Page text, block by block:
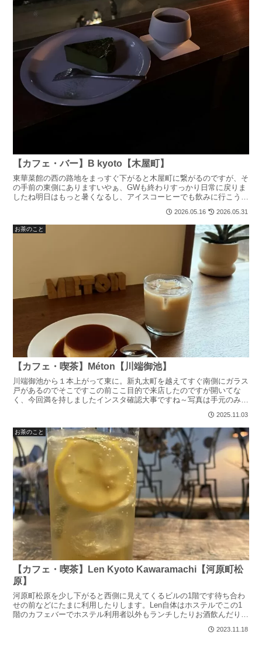
【カフェ・バー】B kyoto【木屋町】
東華菜館の西の路地をまっすぐ下がると木屋町に繋がるのですが、そ
の手前の東側にありますいやぁ、GWも終わりすっかり日常に戻りま
したね明日はもっと暑くなるし、アイスコーヒーでも飲みに行こうか
2026.05.16 2026.05.31
お茶のこと
【カフェ・喫茶】Méton【川端御池】
川端御池から１本上がって東に。新丸太町を越えてすぐ南側にガラス
戸があるのでそこですこの前ここ目的で来店したのですが開いてな
く、今回満を持しましたインスタ確認大事ですね～写真は手元のみ
2025.11.03
お茶のこと
【カフェ・喫茶】Len Kyoto Kawaramachi【河原町松
原】
河原町松原を少し下がると西側に見えてくるビルの1階です待ち合わ
せの前などにたまに利用したりします。Len自体はホステルでこの1
階のカフェバーでホステル利用者以外もランチしたりお酒飲んだりで
2023.11.18